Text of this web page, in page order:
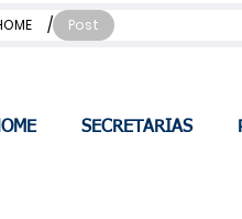
/ Post
SECRETARIAS